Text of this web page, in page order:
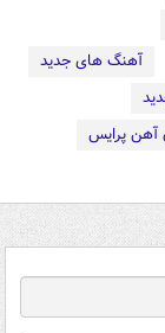
آهنگ های جدید
آهن پرایس